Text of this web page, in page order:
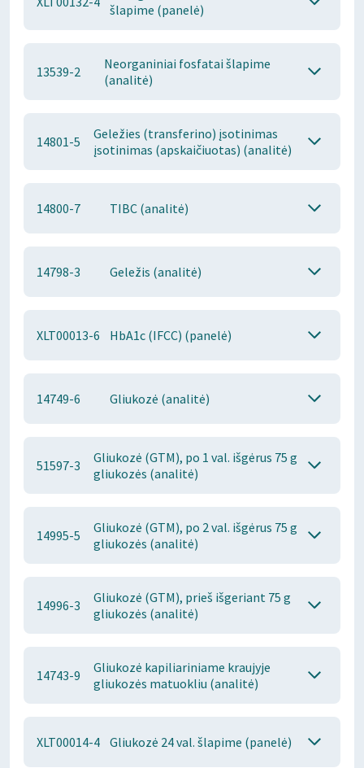
šlapime (panelė)
13539-2
Neorganiniai fosfatai šlapime
(analitė)
14801-5
Geležies (transferino) įsotinimas
įsotinimas (apskaičiuotas) (analitė)
14800-7 TIBC (analitė)
14798-3 Geležis (analitė)
XLT00013-6 HbA1c (IFCC) (panelė)
14749-6 Gliukozė (analitė)
51597-3
Gliukozė (GTM), po 1 val. išgėrus 75 g
gliukozės (analitė)
14995-5
Gliukozė (GTM), po 2 val. išgėrus 75 g
gliukozės (analitė)
14996-3
Gliukozė (GTM), prieš išgeriant 75 g
gliukozės (analitė)
14743-9
Gliukozė kapiliariniame kraujyje
gliukozės matuokliu (analitė)
XLT00014-4 Gliukozė 24 val. šlapime (panelė)